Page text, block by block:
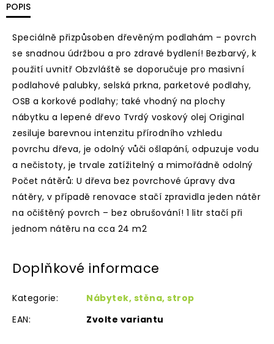
POPIS
Speciálně přizpůsoben dřevěným podlahám – povrch
se snadnou údržbou a pro zdravé bydlení! Bezbarvý, k
použití uvnitř Obzvláště se doporučuje pro masivní
podlahové palubky, selská prkna, parketové podlahy,
OSB a korkové podlahy; také vhodný na plochy
nábytku a lepené dřevo Tvrdý voskový olej Original
zesiluje barevnou intenzitu přírodního vzhledu
povrchu dřeva, je odolný vůči ošlapání, odpuzuje vodu
a nečistoty, je trvale zatížitelný a mimořádně odolný
Počet nátěrů: U dřeva bez povrchové úpravy dva
nátěry, v případě renovace stačí zpravidla jeden nátěr
na očištěný povrch – bez obrušování! 1 litr stačí při
jednom nátěru na cca 24 m2
Doplňkové informace
Kategorie:
Nábytek, stěna, strop
EAN: Zvolte variantu